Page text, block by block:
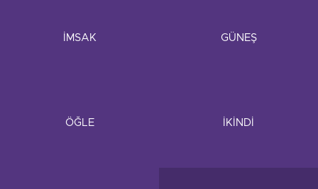
İMSAK GÜNEŞ
ÖĞLE İKİNDİ